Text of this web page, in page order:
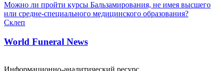
Можно ли пройти курсы Бальзамирования, не имея высшего
или средне-специального медицинского образования?
Склеп
World Funeral News